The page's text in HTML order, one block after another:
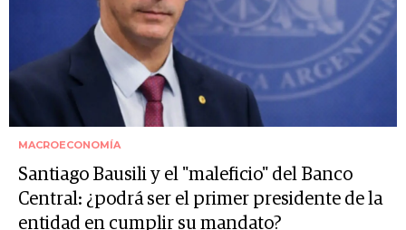
MACROECONOMÍA
Santiago Bausili y el "maleficio" del Banco
Central: ¿podrá ser el primer presidente de la
entidad en cumplir su mandato?